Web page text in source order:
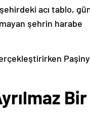
acı tablo,
şehrin harabe
Bir